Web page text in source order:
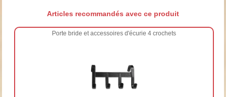
Articles recommandés avec ce produit
Porte bride et accessoires d'écurie 4 crochets